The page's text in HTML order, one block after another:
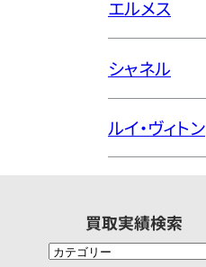
エルメス
シャネル
ルイ・ヴィトン
買取実績検索